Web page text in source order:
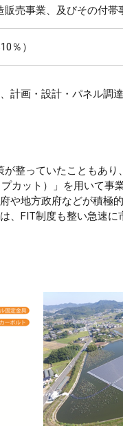
売事業、及びその付帯
％）
計画・設計・パネル調
整っていたこともあ
カット）」を用いて事
や地方政府などが積極
FIT制度も整い急速に